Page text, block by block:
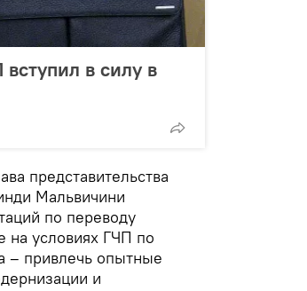
в силу в
представительства
Мальвичини
по переводу
на условиях ГЧП по
– привлечь опытные
и